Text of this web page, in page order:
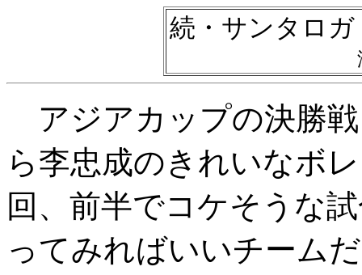
続・サンタロ
アジアカップの決勝
ら李忠成のきれいなボ
回、前半でコケそうな
ってみればいいチーム